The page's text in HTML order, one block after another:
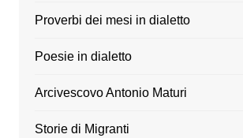
Proverbi dei mesi in dialetto
Poesie in dialetto
Arcivescovo Antonio Maturi
Storie di Migranti